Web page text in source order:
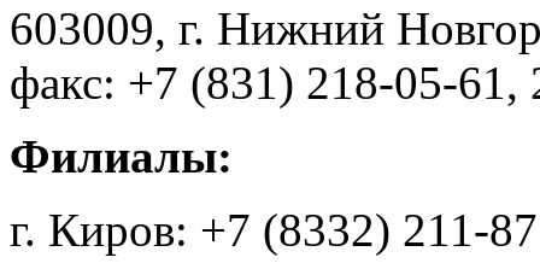
603009, г. Нижний
факс: +7 (831) 218-05-61,
Филиалы:
г. Киров: +7 (8332) 211-